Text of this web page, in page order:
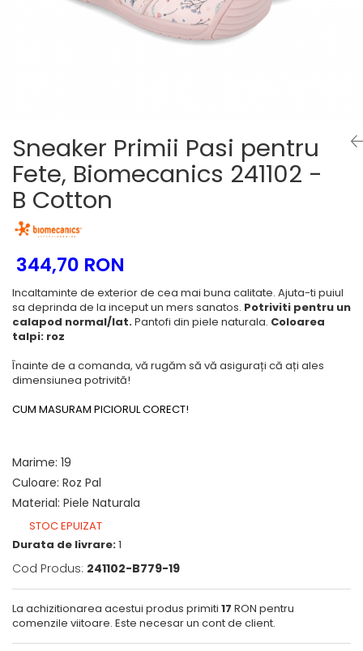
Sneaker Primii Pasi pentru
Fete, Biomecanics 241102 -
B Cotton
344,70 RON
Incaltaminte de exterior de cea mai buna calitate. Ajuta-ti puiul
sa deprinda de la inceput un mers sanatos. Potriviti pentru un
calapod normal/lat.Pantofi din piele naturala. Coloarea
talpi: roz
Înainte de a comanda, vă rugăm să vă asigurați că ați ales
dimensiunea potrivită!
CUM MASURAM PICIORUL CORECT!
Marime: 19
Culoare: Roz Pal
Material: Piele Naturala
STOC EPUIZAT
Durata de livrare:1
Cod Produs: 241102-B779-19
La achizitionarea acestui produs primiti 17 RON pentru
comenzile viitoare. Este necesar un cont de client.